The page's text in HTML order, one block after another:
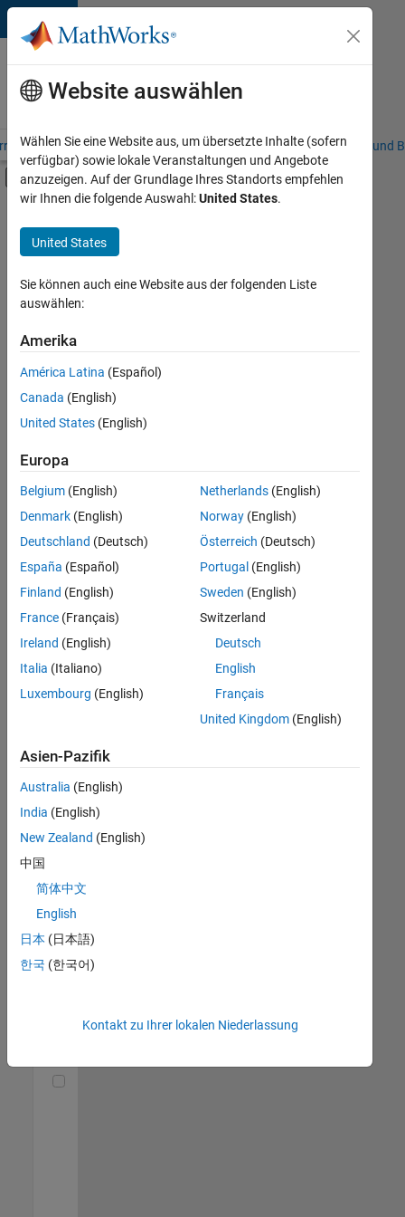
Weiter zum Inhalt
Karriere
bei
MathWorks
– Übersicht Stellensuche Niederlassungen Studierende und
Umschaltung für Off-Canvas-
Hauptinhalt
Ausgewählte
speichern
Es
nicht
alle
Stellen
übersetzt.
Sie
nach
einem
Standort,
um
alle
in
Ihrer
Region
Account
Manager -
Commercial
(m/f/d)
DE-München
Senior Utilities and Energy Market Developer (m/f/d)
and Energy
Market
Developer
Marketing |
Website auswählen
Wählen Sie eine Website aus, um übersetzte Inhalte (sofern
verfügbar) sowie lokale Veranstaltungen und Angebote
anzuzeigen. Auf der Grundlage Ihres Standorts empfehlen
wir Ihnen die folgende Auswahl:United States.
United States
Sie können auch eine Website aus der folgenden Liste
auswählen:
Amerika
América Latina (Español)
Canada (English)
United States (English)
Europa
Belgium (English)
Denmark (English)
Deutschland (Deutsch)
España (Español)
Finland (English)
France (Français)
Ireland (English)
Italia (Italiano)
Luxembourg (English)
Netherlands(English)
Norway(English)
Österreich (Deutsch)
Portugal (English)
Sweden (English)
Switzerland
Deutsch
English
Français
United Kingdom(English)
Asien-Pazifik
Australia (English)
India (English)
New Zealand (English)
中国
简体中文
English
日本 (日本語)
한국 (한국어)
Kontakt zu Ihrer lokalen Niederlassung